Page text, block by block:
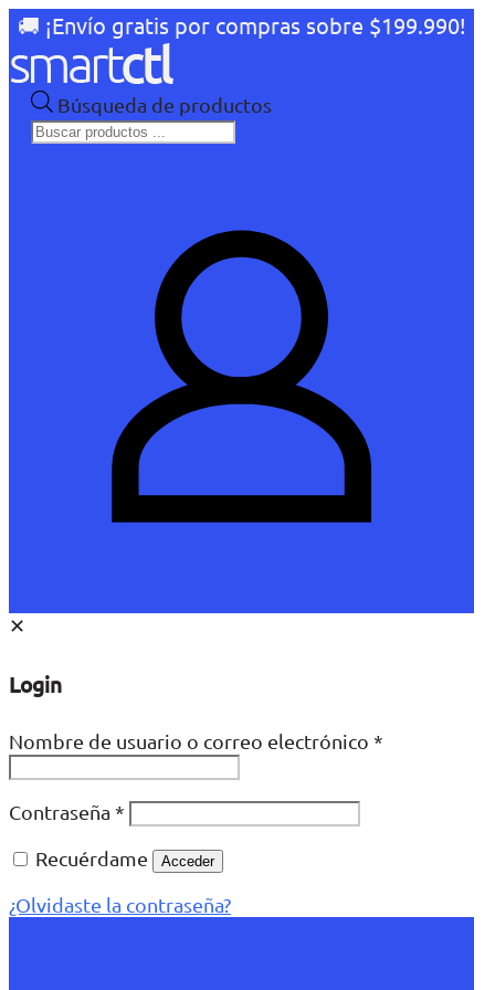
🚚 ¡Envío gratis por compras sobre $199.990!
Búsqueda de productos
✕
Login
Nombre de usuario o correo electrónico *
Contraseña *
Recuérdame
Acceder
¿Olvidaste la contraseña?